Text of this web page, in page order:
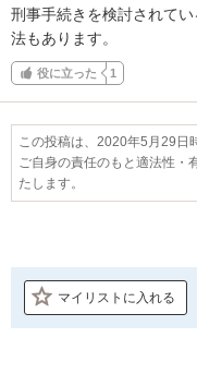
刑事手続きを検討されて
法もあります。
役に立った 1
この投稿は、2020年5月29日
ご自身の責任のもと適法性・
たします。
マイリストに入れる